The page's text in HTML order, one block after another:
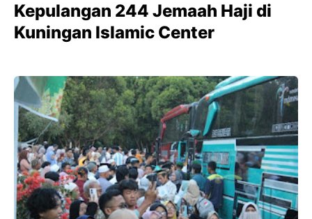
Kepulangan 244 Jemaah Haji di
Kuningan Islamic Center